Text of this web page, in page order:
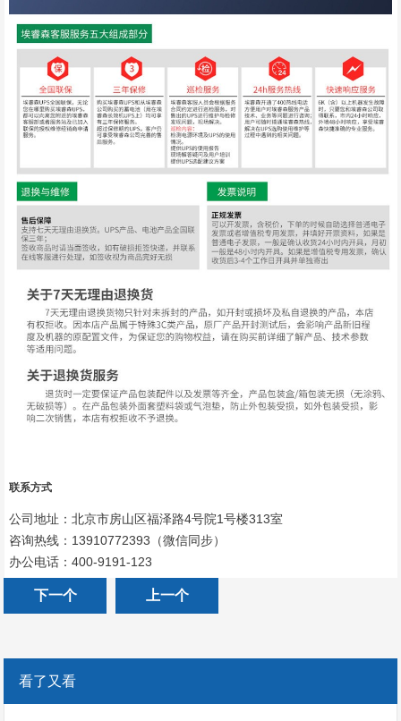
联系方式
公司地址：北京市房山区福泽路4号院1号楼313室
咨询热线：13910772393（微信同步）
办公电话：400-9191-123
下一个 上一个
看了又看